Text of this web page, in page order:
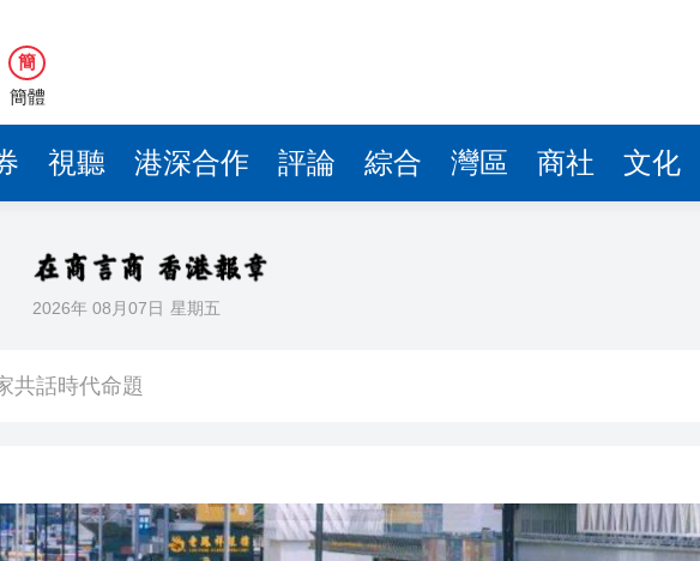
簡
簡體
視聽 港深合作 評論 綜合 灣區 商社 文化
2026年 08月07日 星期五
新升級 五組數據見證文儒沉香從傳統邁向現代
國政協委員考察團來瓊考察
以舊換新帶動消費約18億元
讀活動解鎖閱讀新玩法
好：依法公正處理黎智英求情 罪證如山豈能妄想輕判
共話時代命題
以舊換新帶動消費約18億元